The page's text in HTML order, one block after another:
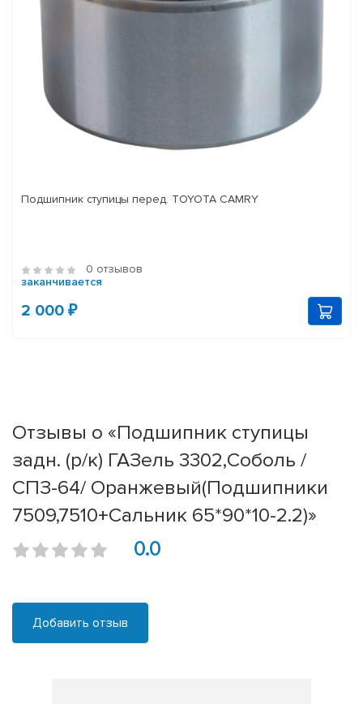
Подшипник ступицы перед. TOYOTA CAMRY
0 отзывов
заканчивается
2 000 ₽
Отзывы о «Подшипник ступицы
задн. (р/к) ГАЗель 3302,Соболь /
СПЗ-64/ Оранжевый(Подшипники
7509,7510+Сальник 65*90*10-2.2)»
0.0
Добавить отзыв